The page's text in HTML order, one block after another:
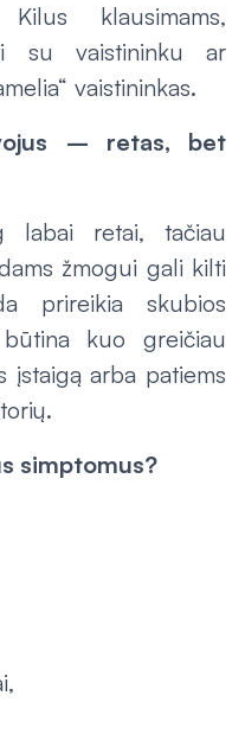
klausimams,
su vaistininku ar
vaistininkas.
– retas, bet
labai retai, tačiau
žmogui gali kilti
prireikia skubios
kuo greičiau
įstaigą arba patiems
simptomus?